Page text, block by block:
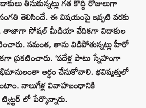
తీసుకున్నట్లు గత కొద్ది రోజులుగా
సంగతి తెలిసిందే. ఈ విషయంపై ఇప్పటి వరకు
తాజాగా సోషల్ మీడియా వేదికగా విడాకుల
సమంత, తాను విడిపోతున్నట్లు హీరో
ప్రకటించారు. ‘పదేళ్ల పాటు స్నేహంగా
అర్థం చేసుకోవాలి. భవిష్యత్తులో
నాలుగేళ్ల వివాహబంధానికి
లో పేర్కొన్నారు.